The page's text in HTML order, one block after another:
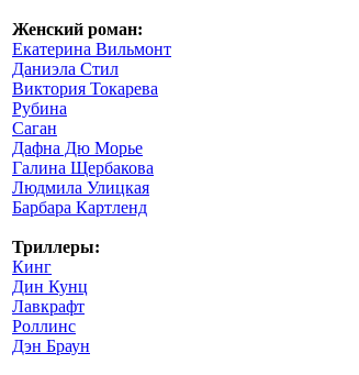
Женский роман:
Екатерина Вильмонт
Даниэла Стил
Виктория Токарева
Рубина
Саган
Дафна Дю Морье
Галина Щербакова
Людмила Улицкая
Барбара Картленд
Триллеры:
Кинг
Дин Кунц
Лавкрафт
Роллинс
Дэн Браун